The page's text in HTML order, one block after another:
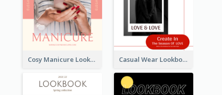
Cosy Manicure Lookbook Casual Wear Lookbook